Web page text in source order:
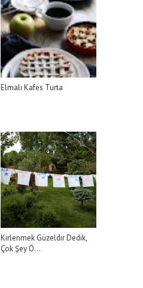
Elmalı Kafes Turta
Kirlenmek Güzeldir Dedik,
Çok Şey Ö...